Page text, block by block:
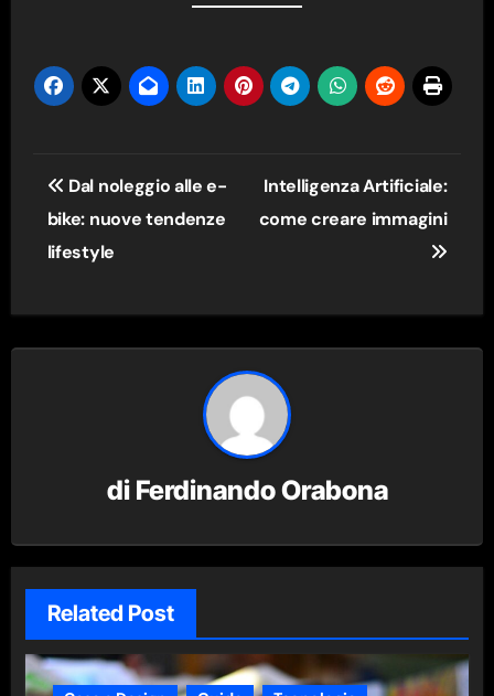
Navigazione
articoli
Dal noleggio alle e-
bike: nuove tendenze
lifestyle
Intelligenza Artificiale:
come creare immagini
di Ferdinando Orabona
Related Post